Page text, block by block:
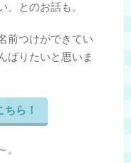
、とのお話も。
前つけができてい
ばりたいと思いま
ら！
。